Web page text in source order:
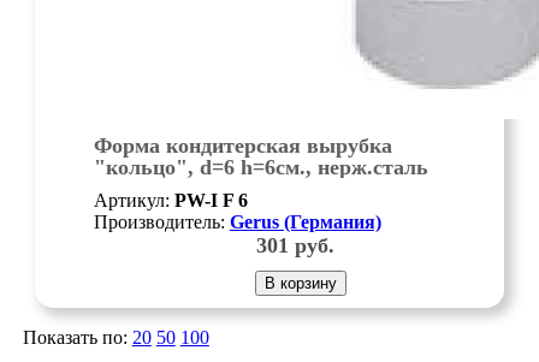
Форма кондитерская вырубка
"кольцо", d=6 h=6см., нерж.сталь
Артикул: PW-I F 6
Производитель: Gerus (Германия)
301 руб.
В корзину
Показать по: 20 50 100